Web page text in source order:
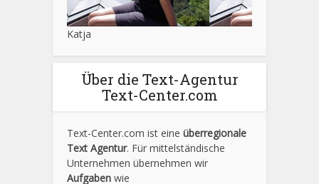
Katja
Über die Text-Agentur
Text-Center.com
Text-Center.com ist eine überregionale
Text Agentur. Für mittelständische
Unternehmen übernehmen wir
Aufgaben wie